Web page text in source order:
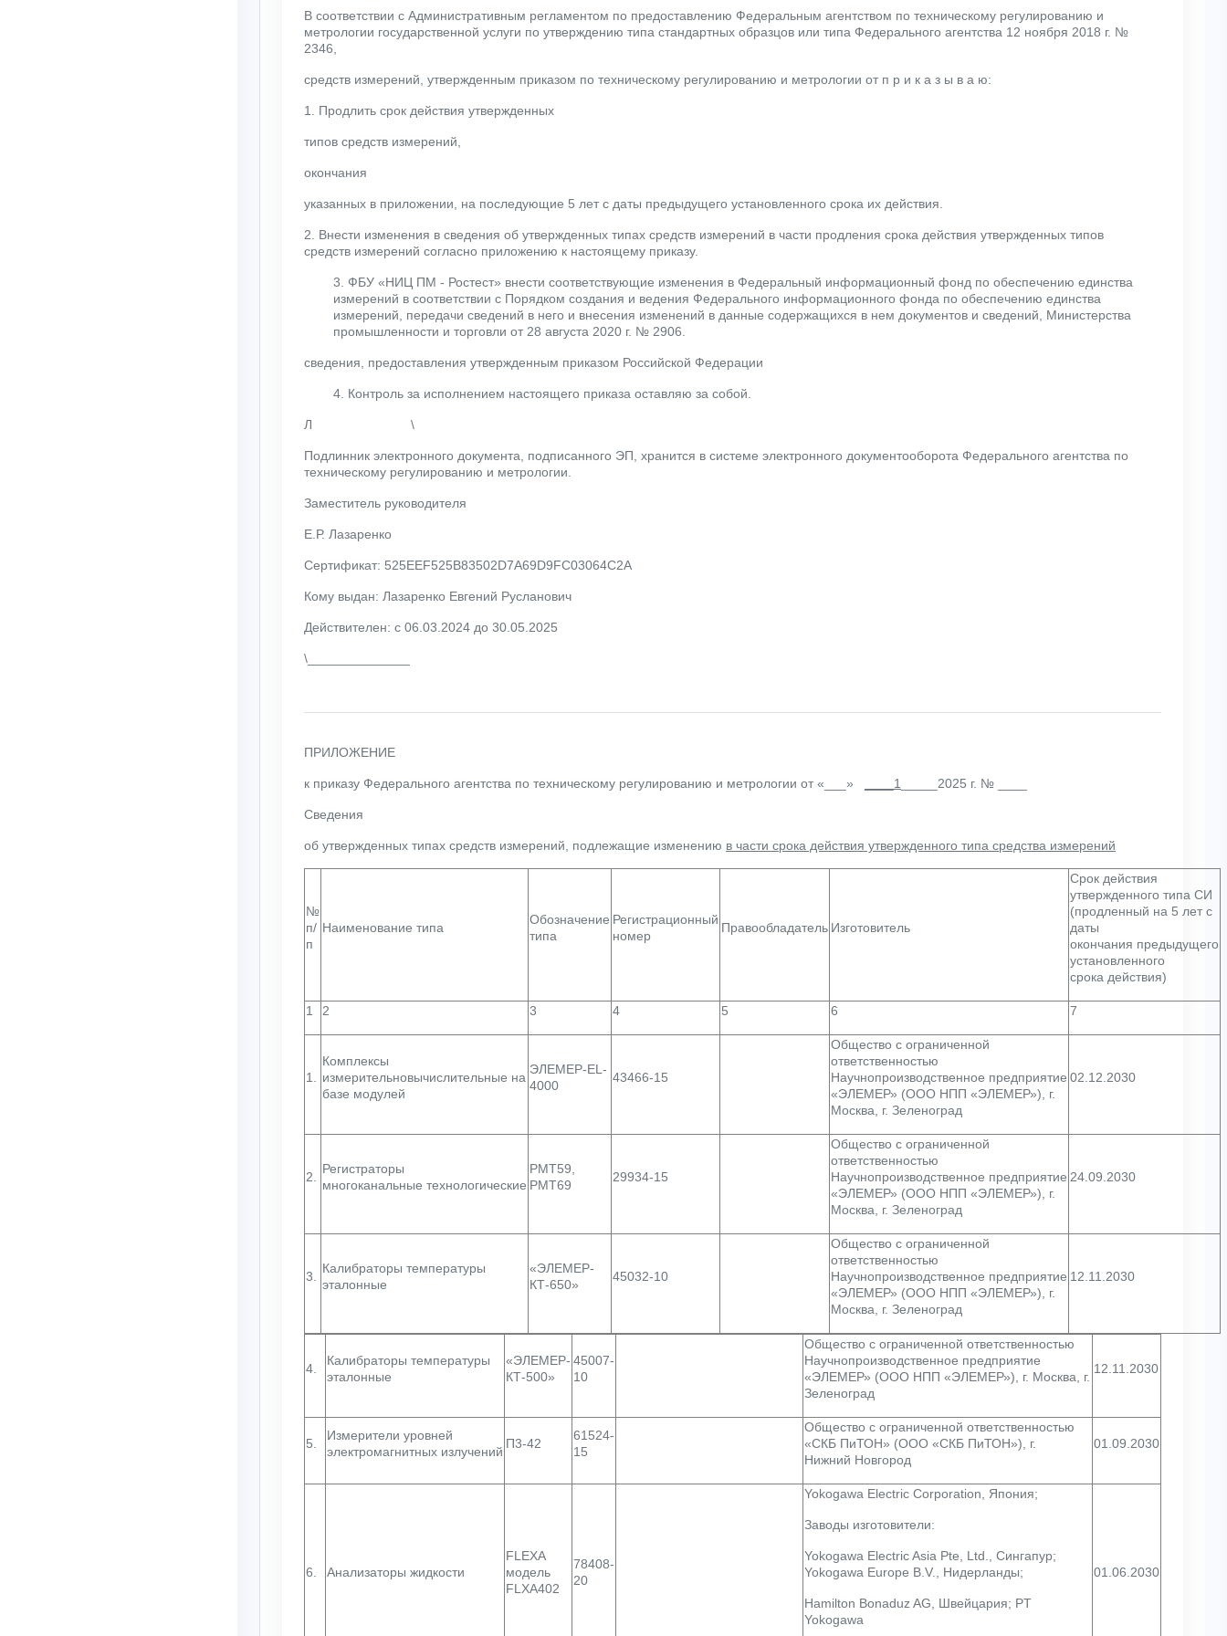
В соответствии с Административным регламентом по предоставлению Федеральным агентством по техническому регулированию и
метрологии государственной услуги по утверждению типа стандартных образцов или типа Федерального агентства 12 ноября 2018 г. №
2346,
средств измерений, утвержденным приказом по техническому регулированию и метрологии от п р и к а з ы в а ю:
1. Продлить срок действия утвержденных
типов средств измерений,
окончания
указанных в приложении, на последующие 5 лет с даты предыдущего установленного срока их действия.
2. Внести изменения в сведения об утвержденных типах средств измерений в части продления срока действия утвержденных типов
средств измерений согласно приложению к настоящему приказу.
3. ФБУ «НИЦ ПМ - Ростест» внести соответствующие изменения в Федеральный информационный фонд по обеспечению единства
измерений в соответствии с Порядком создания и ведения Федерального информационного фонда по обеспечению единства
измерений, передачи сведений в него и внесения изменений в данные содержащихся в нем документов и сведений, Министерства
промышленности и торговли от 28 августа 2020 г. № 2906.
сведения, предоставления утвержденным приказом Российской Федерации
4. Контроль за исполнением настоящего приказа оставляю за собой.
Л \
Подлинник электронного документа, подписанного ЭП, хранится в системе электронного документооборота Федерального агентства по
техническому регулированию и метрологии.
Заместитель руководителя
Е.Р. Лазаренко
Сертификат: 525EEF525B83502D7A69D9FC03064C2A
Кому выдан: Лазаренко Евгений Русланович
Действителен: с 06.03.2024 до 30.05.2025
\______________
ПРИЛОЖЕНИЕ
к приказу Федерального агентства по техническому регулированию и метрологии от «___» ____1 _____2025 г. № ____
Сведения
об утвержденных типах средств измерений, подлежащие изменению в части срока действия утвержденного типа средства измерений
№
п/
п
Наименование типа
Обозначение
типа
Регистрационный
номер
Правообладатель Изготовитель
Срок действия
утвержденного типа СИ
(продленный на 5 лет с
даты
окончания предыдущего
установленного
срока действия)
1 2 3 4 5 6 7
1.
Комплексы
измерительновычислительные на
базе модулей
ЭЛЕМЕР-EL-
4000
43466-15
Общество с ограниченной
ответственностью
Научнопроизводственное предприятие
«ЭЛЕМЕР» (ООО НПП «ЭЛЕМЕР»), г.
Москва, г. Зеленоград
02.12.2030
2.
Регистраторы
многоканальные технологические
РМТ59,
РМТ69
29934-15
Общество с ограниченной
ответственностью
Научнопроизводственное предприятие
«ЭЛЕМЕР» (ООО НПП «ЭЛЕМЕР»), г.
Москва, г. Зеленоград
24.09.2030
3.
Калибраторы температуры
эталонные
«ЭЛЕМЕР-
КТ-650»
45032-10
Общество с ограниченной
ответственностью
Научнопроизводственное предприятие
«ЭЛЕМЕР» (ООО НПП «ЭЛЕМЕР»), г.
Москва, г. Зеленоград
12.11.2030
4.
Калибраторы температуры
эталонные
«ЭЛЕМЕР-
КТ-500»
45007-
10
Общество с ограниченной ответственностью
Научнопроизводственное предприятие
«ЭЛЕМЕР» (ООО НПП «ЭЛЕМЕР»), г. Москва, г.
Зеленоград
12.11.2030
5.
Измерители уровней
электромагнитных излучений
П3-42
61524-
15
Общество с ограниченной ответственностью
«СКБ ПиТОН» (ООО «СКБ ПиТОН»), г.
Нижний Новгород
01.09.2030
6. Анализаторы жидкости
FLEXA
модель
FLXA402
78408-
20
Yokogawa Electric Corporation, Япония;
Заводы изготовители:
Yokogawa Electric Asia Pte, Ltd., Сингапур;
Yokogawa Europe B.V., Нидерланды;
Hamilton Bonaduz AG, Швейцария; PT
Yokogawa
01.06.2030